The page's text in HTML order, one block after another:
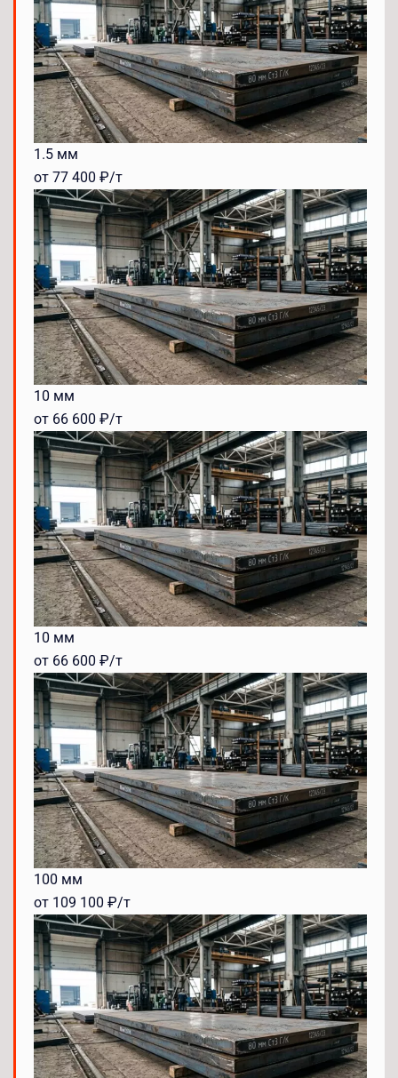
1.5 мм
от 77 400 ₽/т
10 мм
от 66 600 ₽/т
10 мм
от 66 600 ₽/т
100 мм
от 109 100 ₽/т